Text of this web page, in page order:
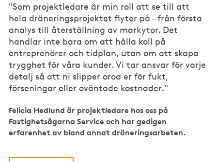
"Som projektledare är min roll att se till att
hela dräneringsprojektet flyter på – från första
analys till återställning av markytor. Det
handlar inte bara om att hålla koll på
entreprenörer och tidplan, utan om att skapa
trygghet för våra kunder. Vi tar ansvar för varje
detalj så att ni slipper oroa er för fukt,
förseningar eller oväntade kostnader."
Felicia Hedlund är projektledare hos oss på
Fastighetsägarna Service och har gedigen
erfarenhet av bland annat dräneringsarbeten.